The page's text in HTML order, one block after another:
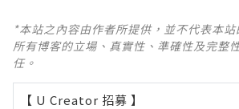
*本站之內容由作者所提供，並不代表本
所有博客的立場、真實性、準確性及完整
任。
【 U Creator 招募 】